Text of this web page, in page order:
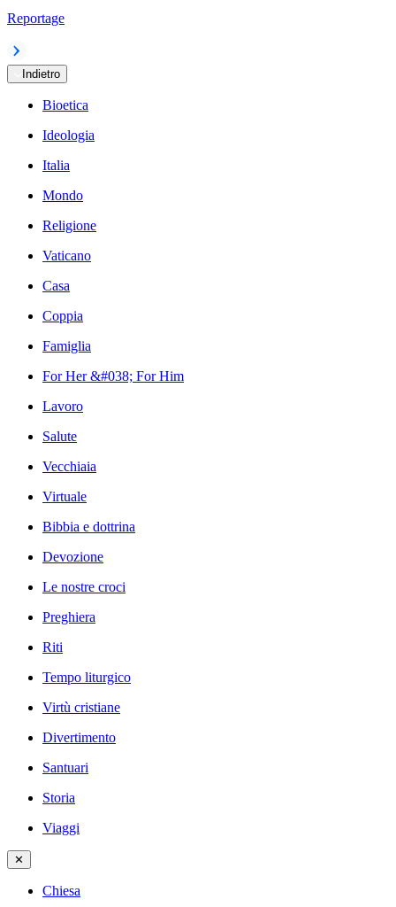
Reportage
Indietro
Bioetica
Ideologia
Italia
Mondo
Religione
Vaticano
Casa
Coppia
Famiglia
For Her &#038; For Him
Lavoro
Salute
Vecchiaia
Virtuale
Bibbia e dottrina
Devozione
Le nostre croci
Preghiera
Riti
Tempo liturgico
Virtù cristiane
Divertimento
Santuari
Storia
Viaggi
✕
Chiesa